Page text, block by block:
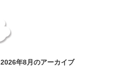
2026年8月のアーカイブ